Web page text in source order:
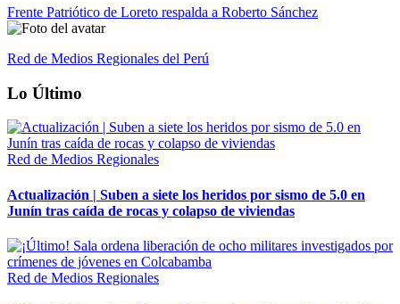
Frente Patriótico de Loreto respalda a Roberto Sánchez
Red de Medios Regionales del Perú
Lo Último
Red de Medios Regionales
Actualización | Suben a siete los heridos por sismo de 5.0 en
Junín tras caída de rocas y colapso de viviendas
Red de Medios Regionales